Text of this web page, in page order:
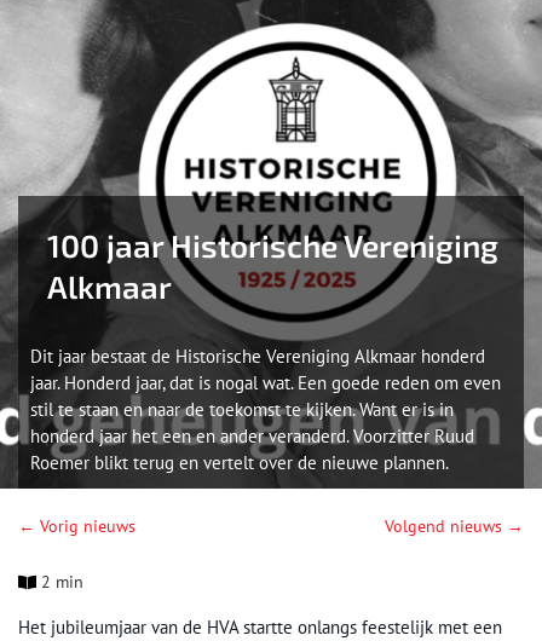
100 jaar Historische Vereniging
Alkmaar
Dit jaar bestaat de Historische Vereniging Alkmaar honderd
jaar. Honderd jaar, dat is nogal wat. Een goede reden om even
stil te staan en naar de toekomst te kijken. Want er is in
honderd jaar het een en ander veranderd. Voorzitter Ruud
Roemer blikt terug en vertelt over de nieuwe plannen.
← Vorig nieuws Volgend nieuws →
2 min
Het jubileumjaar van de HVA startte onlangs feestelijk met een